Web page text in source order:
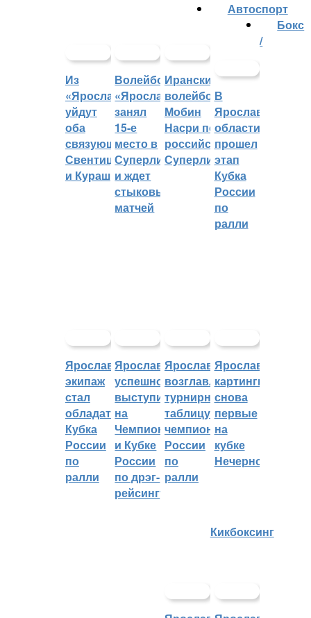
Из
«Ярославича»
уйдут
оба
связующих:
Свентицкис
и Кураш
Волейбольный
«Ярославич»
занял
15-е
место в
Суперлиге
и ждет
стыковых
матчей
Иранский
волейболист
Мобин
Насри покинет
российскую
Суперлигу
Автоспорт
В
Ярославской
области
прошел
этап
Кубка
России
по
ралли
Ярославский
экипаж
стал
обладателем
Кубка
России
по
ралли
Ярославцы
успешно
выступили
на
Чемпионате
и Кубке
России
по дрэг-
рейсингу
Ярославцы
возглавляют
турнирную
таблицу
чемпионата
России
по
ралли
Ярославские
картингисты
снова
первые
на
кубке
Нечерноземья
Бокс
/
Кикбоксинг